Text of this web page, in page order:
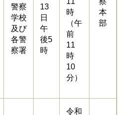
警察
学校
及び
各警
察署
13
日
午
後5
時
時
（午
前
11
時
10
分）
本
部
令和